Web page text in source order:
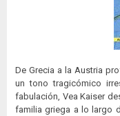
De Grecia a la Austria
un tono tragicómico
fabulación, Vea Kaiser
familia griega a lo largo